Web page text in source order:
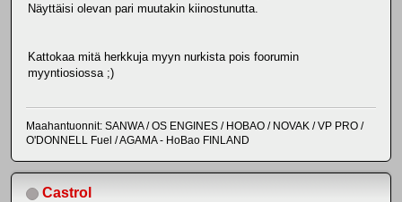
Näyttäisi olevan pari muutakin kiinostunutta.
Kattokaa mitä herkkuja myyn nurkista pois foorumin
myyntiosiossa ;)
Maahantuonnit: SANWA / OS ENGINES / HOBAO / NOVAK / VP PRO /
O'DONNELL Fuel / AGAMA - HoBao FINLAND
Castrol